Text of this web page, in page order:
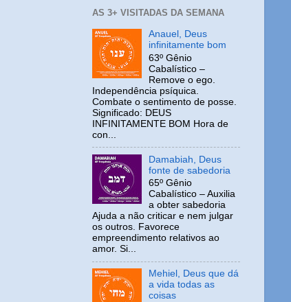
AS 3+ VISITADAS DA SEMANA
Anauel, Deus
infinitamente bom
63º Gênio
Cabalístico –
Remove o ego.
Independência psíquica.
Combate o sentimento de posse.
Significado: DEUS
INFINITAMENTE BOM Hora de
con...
Damabiah, Deus
fonte de sabedoria
65º Gênio
Cabalístico – Auxilia
a obter sabedoria
Ajuda a não criticar e nem julgar
os outros. Favorece
empreendimento relativos ao
amor. Si...
Mehiel, Deus que dá
a vida todas as
coisas